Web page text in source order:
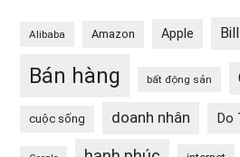
Alibaba Amazon Apple
Bán hàng bất động sản
cuộc sống doanh nhân Do